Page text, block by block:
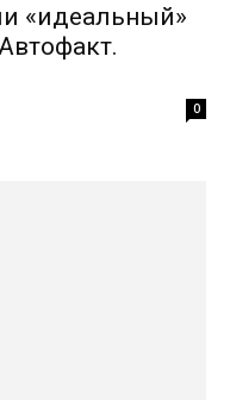
«идеальный»
0